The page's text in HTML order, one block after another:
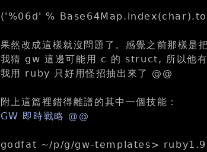
('%06d' %
果然改成這樣就沒問題了。感覺之前那樣是
我猜 gw 這邊可能用 c 的 struct, 所以他有
我用 ruby 只好用怪招抽出來了 @@
附上這篇裡錯得離譜的其中一個技能：
GW 即時戰略 @@
godfat ~/p/g/gw-templates>